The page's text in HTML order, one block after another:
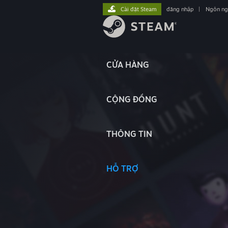
CỬA HÀNG
CỘNG ĐỒNG
THÔNG TIN
HỖ TRỢ
Cài đặt Steam đăng nhập Ngôn